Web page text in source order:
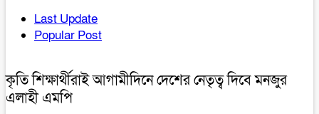
Last Update
Popular Post
কৃতি শিক্ষার্থীরাই আগামীদিনে দেশের নেতৃত্ব দিবে মনজুর
এলাহী এমপি